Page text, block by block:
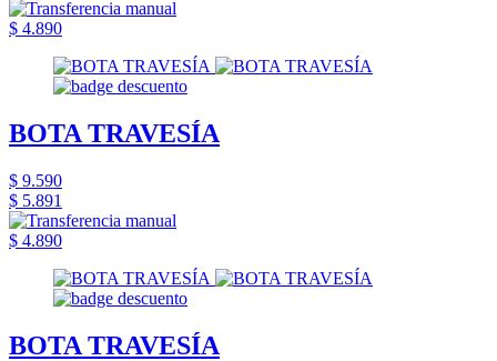
$ 4.890
BOTA TRAVESÍA
$ 9.590
$ 5.891
$ 4.890
BOTA TRAVESÍA